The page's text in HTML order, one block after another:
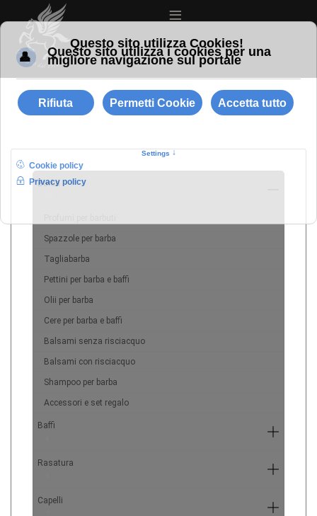
≡
Barba
Spazzole per barba
Tagliabarba
Pettini per barba e baffi
Olii per barba
Cere per barba e baffi
Balsami senza risciacquo
Balsami con risciacquo
Shampoo per barba
Accessori e set regalo
Baffi
Rasatura
Capelli